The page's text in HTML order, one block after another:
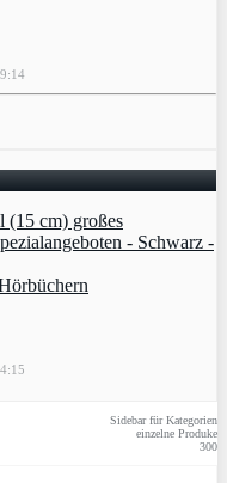
Sidebar für Kategorien
einzelne Produke
300